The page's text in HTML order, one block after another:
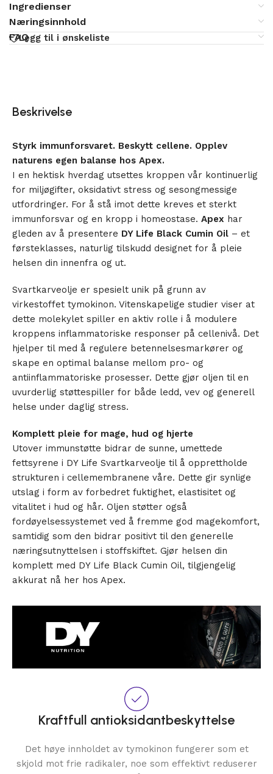
Ingredienser
Næringsinnhold
FAQLegg til i ønskeliste
Beskrivelse
Styrk immunforsvaret. Beskytt cellene. Opplev
naturens egen balanse hos Apex.
I en hektisk hverdag utsettes kroppen vår kontinuerlig
for miljøgifter, oksidativt stress og sesongmessige
utfordringer. For å stå imot dette kreves et sterkt
immunforsvar og en kropp i homeostase. Apex har
gleden av å presentere DY Life Black Cumin Oil – et
førsteklasses, naturlig tilskudd designet for å pleie
helsen din innenfra og ut.
Svartkarveolje er spesielt unik på grunn av
virkestoffet tymokinon. Vitenskapelige studier viser at
dette molekylet spiller en aktiv rolle i å modulere
kroppens inflammatoriske responser på cellenivå. Det
hjelper til med å regulere betennelsesmarkører og
skape en optimal balanse mellom pro- og
antiinflammatoriske prosesser. Dette gjør oljen til en
uvurderlig støttespiller for både ledd, vev og generell
helse under daglig stress.
Komplett pleie for mage, hud og hjerte
Utover immunstøtte bidrar de sunne, umettede
fettsyrene i DY Life Svartkarveolje til å opprettholde
strukturen i cellemembranene våre. Dette gir synlige
utslag i form av forbedret fuktighet, elastisitet og
vitalitet i hud og hår. Oljen støtter også
fordøyelsessystemet ved å fremme god magekomfort,
samtidig som den bidrar positivt til den generelle
næringsutnyttelsen i stoffskiftet. Gjør helsen din
komplett med DY Life Black Cumin Oil, tilgjengelig
akkurat nå her hos Apex.
Kraftfull antioksidantbeskyttelse
Det høye innholdet av tymokinon fungerer som et
skjold mot frie radikaler, noe som effektivt reduserer